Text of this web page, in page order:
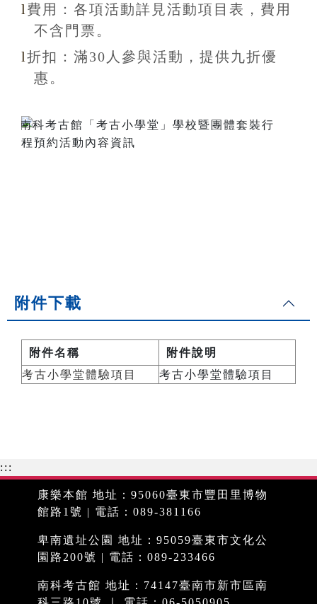
l 費用：各項活動詳見活動項目表，費用
不含 門票。
l折扣 ：滿30 人參與活動，提供九折優
惠 。
附件下載
附件名稱
附件說明
考古小學堂體驗項目
考古小學堂體驗項目
:::
康樂本館 地址：95060臺東市豐田里博物
館路1號 | 電話：089-381166
卑南遺址公園 地址：95059臺東市文化公
園路200號 | 電話：089-233466
南科考古館 地址：74147臺南市新市區南